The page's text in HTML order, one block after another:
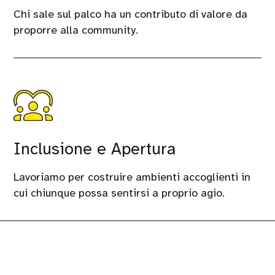
Chi sale sul palco ha un contributo di valore da
proporre alla community.
Inclusione e Apertura
Lavoriamo per costruire ambienti accoglienti in
cui chiunque possa sentirsi a proprio agio.